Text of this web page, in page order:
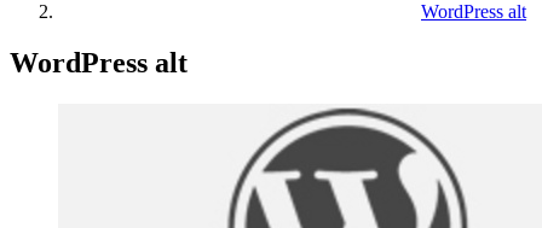
WordPress alt
WordPress alt